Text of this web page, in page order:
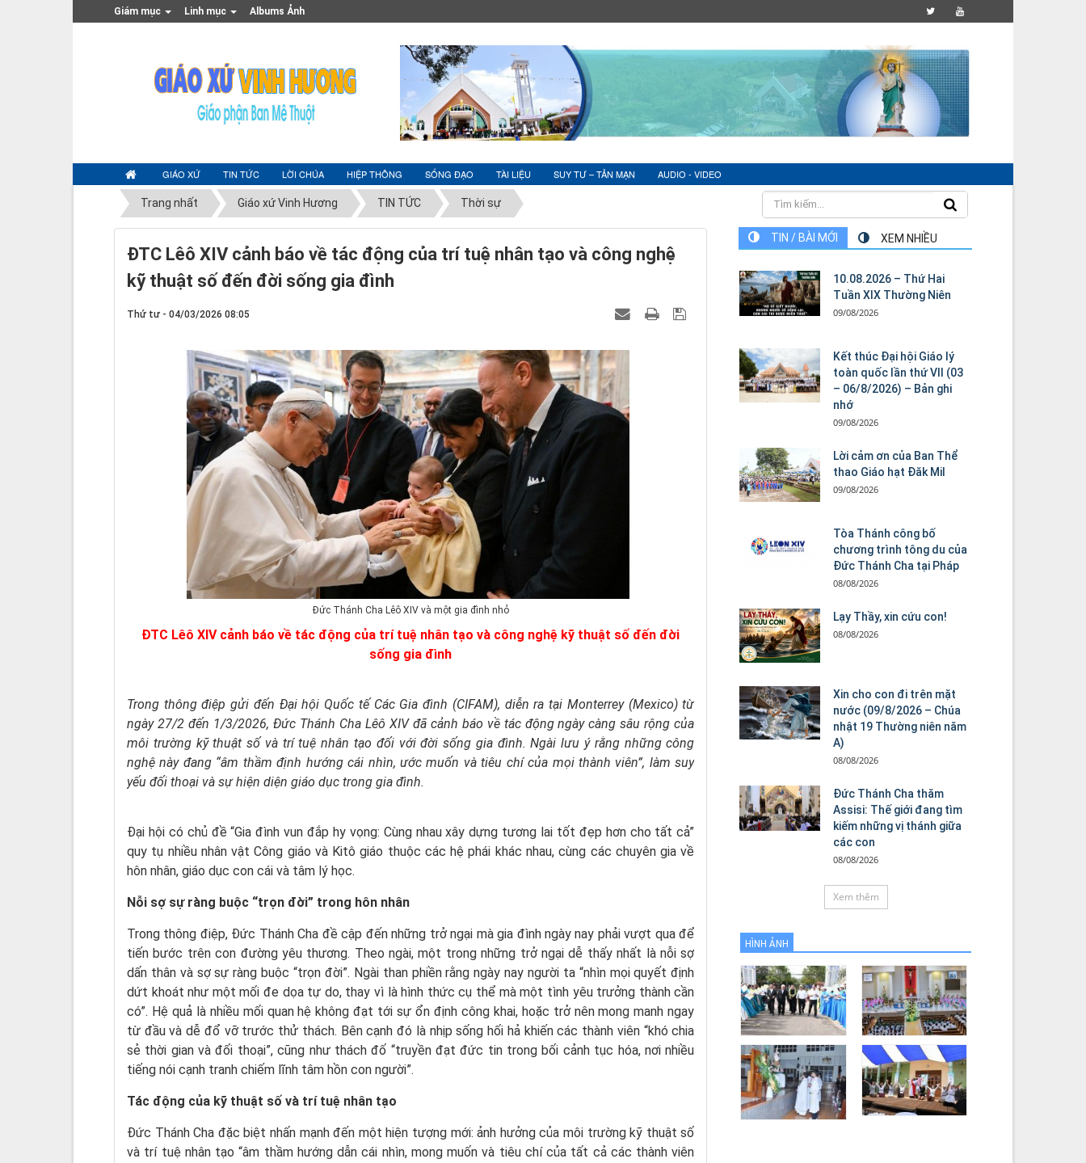
Giám mục Linh mục Albums Ảnh
GIÁO XỨ TIN TỨC LỜI CHÚA HIỆP THÔNG SỐNG ĐẠO TÀI LIỆU SUY TƯ – TẢN MẠN AUDIO - VIDEO
Trang nhất Giáo xứ Vinh Hương TIN TỨC Thời sự
ĐTC Lêô XIV cảnh báo về tác động của trí tuệ nhân tạo và công nghệ
kỹ thuật số đến đời sống gia đình
Thứ tư - 04/03/2026 08:05
Đức Thánh Cha Lêô XIV và một gia đình nhỏ
ĐTC Lêô XIV cảnh báo về tác động của trí tuệ nhân tạo và công nghệ kỹ thuật số đến đời
sống gia đình
Trong thông điệp gửi đến Đại hội Quốc tế Các Gia đình (CIFAM), diễn ra tại Monterrey (Mexico) từ
ngày 27/2 đến 1/3/2026, Đức Thánh Cha Lêô XIV đã cảnh báo về tác động ngày càng sâu rộng của
môi trường kỹ thuật số và trí tuệ nhân tạo đối với đời sống gia đình. Ngài lưu ý rằng những công
nghệ này đang “âm thầm định hướng cái nhìn, ước muốn và tiêu chí của mọi thành viên”, làm suy
yếu đối thoại và sự hiện diện giáo dục trong gia đình.
Đại hội có chủ đề “Gia đình vun đắp hy vọng: Cùng nhau xây dựng tương lai tốt đẹp hơn cho tất cả”
quy tụ nhiều nhân vật Công giáo và Kitô giáo thuộc các hệ phái khác nhau, cùng các chuyên gia về
hôn nhân, giáo dục con cái và tâm lý học.
Nỗi sợ sự ràng buộc “trọn đời” trong hôn nhân
Trong thông điệp, Đức Thánh Cha đề cập đến những trở ngại mà gia đình ngày nay phải vượt qua để
tiến bước trên con đường yêu thương. Theo ngài, một trong những trở ngại dễ thấy nhất là nỗi sợ
dấn thân và sợ sự ràng buộc “trọn đời”. Ngài than phiền rằng ngày nay người ta “nhìn mọi quyết định
dứt khoát như một mối đe dọa tự do, thay vì là hình thức cụ thể mà một tình yêu trưởng thành cần
có”. Hệ quả là nhiều mối quan hệ không đạt tới sự ổn định công khai, hoặc trở nên mong manh ngay
từ đầu và dễ đổ vỡ trước thử thách. Bên cạnh đó là nhịp sống hối hả khiến các thành viên “khó chia
sẻ thời gian và đối thoại”, cũng như thách đố “truyền đạt đức tin trong bối cảnh tục hóa, nơi nhiều
tiếng nói cạnh tranh chiếm lĩnh tâm hồn con người”.
Tác động của kỹ thuật số và trí tuệ nhân tạo
Đức Thánh Cha đặc biệt nhấn mạnh đến một hiện tượng mới: ảnh hưởng của môi trường kỹ thuật số
và trí tuệ nhân tạo “âm thầm hướng dẫn cái nhìn, mong muốn và tiêu chí của tất cả các thành viên
TIN / BÀI MỚI XEM NHIỀU
10.08.2026 – Thứ Hai
Tuần XIX Thường Niên
09/08/2026
Kết thúc Đại hội Giáo lý
toàn quốc lần thứ VII (03
– 06/8/2026) – Bản ghi
nhớ
09/08/2026
Lời cảm ơn của Ban Thể
thao Giáo hạt Đăk Mil
09/08/2026
Tòa Thánh công bố
chương trình tông du của
Đức Thánh Cha tại Pháp
08/08/2026
Lạy Thầy, xin cứu con!
08/08/2026
Xin cho con đi trên mặt
nước (09/8/2026 – Chúa
nhật 19 Thường niên năm
A)
08/08/2026
Đức Thánh Cha thăm
Assisi: Thế giới đang tìm
kiếm những vị thánh giữa
các con
08/08/2026
Xem thêm
HÌNH ẢNH